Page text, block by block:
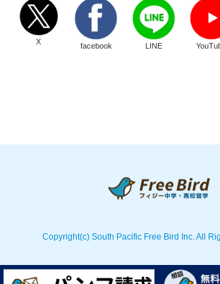
X facebook LINE
Copyright(c) South Pacific Free Bird Inc. All